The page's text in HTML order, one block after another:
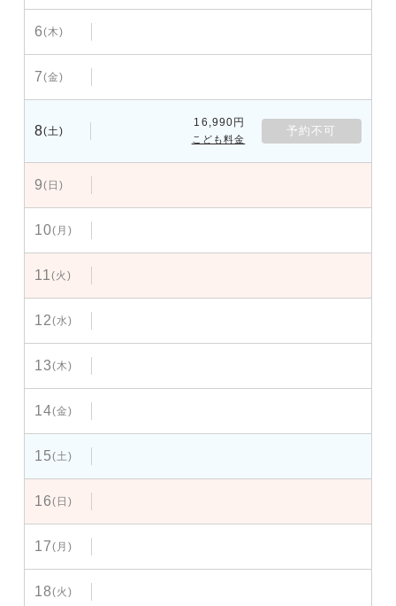
6(木)
7(金)
8(土)
16,990円
こども料金
予約不可
9(日)
10(月)
11(火)
12(水)
13(木)
14(金)
15(土)
16(日)
17(月)
18(火)